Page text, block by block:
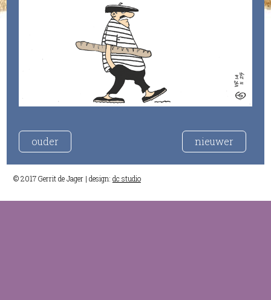
ouder nieuwer
© 2017 Gerrit de Jager | design: dc studio